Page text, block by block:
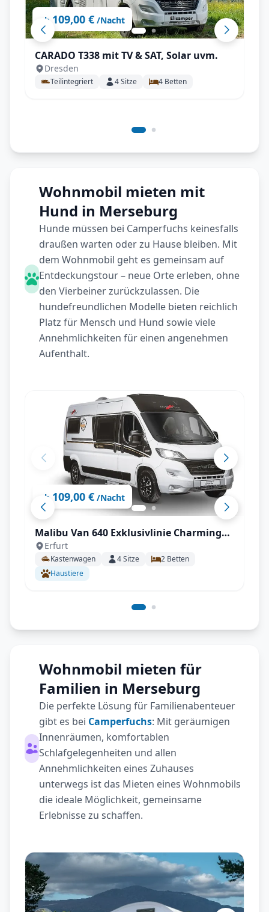
ab 109,00 € /Nacht
CARADO T338 mit TV & SAT, Solar uvm.
Dresden
Teilintegriert 4Sitze 4 Betten
Wohnmobil mieten mit
Hund in Merseburg
Hunde müssen bei Camperfuchs keinesfalls
draußen warten oder zu Hause bleiben. Mit
dem Wohnmobil geht es gemeinsam auf
Entdeckungstour – neue Orte erleben, ohne
den Vierbeiner zurückzulassen. Die
hundefreundlichen Modelle bieten reichlich
Platz für Mensch und Hund sowie viele
Annehmlichkeiten für einen angenehmen
Aufenthalt.
ab 109,00 € /Nacht
Malibu Van 640 Exklusivlinie Charming
*Solar *Autark #1
Erfurt
Kastenwagen 4Sitze 2 Betten
Haustiere
Wohnmobil mieten für
Familien in Merseburg
Die perfekte Lösung für Familienabenteuer
gibt es bei Camperfuchs: Mit geräumigen
Innenräumen, komfortablen
Schlafgelegenheiten und allen
Annehmlichkeiten eines Zuhauses
unterwegs ist das Mieten eines Wohnmobils
die ideale Möglichkeit, gemeinsame
Erlebnisse zu schaffen.